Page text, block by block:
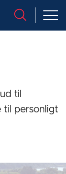
til
til personligt